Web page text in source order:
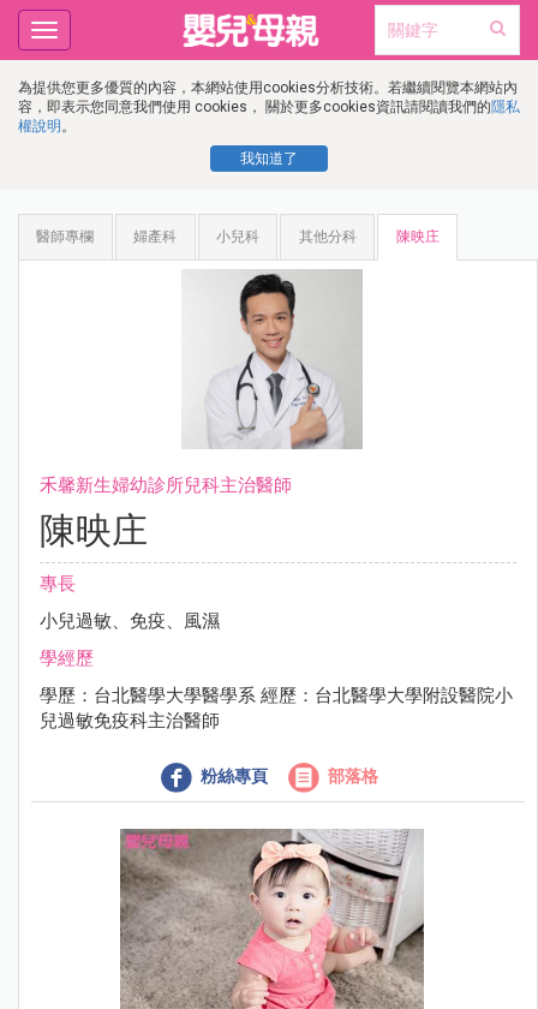
為提供您更多優質的內容，本網站使用cookies分析技術。若繼續閱覽本網站內
容，即表示您同意我們使用 cookies， 關於更多cookies資訊請閱讀我們的隱私
權說明 。
我知道了
Toggle
navigation
醫師專欄 婦產科 小兒科 其他分科 陳映庄
禾馨新生婦幼診所兒科主治醫師
陳映庄
專長
小兒過敏、免疫、風濕
學經歷
學歷：台北醫學大學醫學系 經歷：台北醫學大學附設醫院小
兒過敏免疫科主治醫師
粉絲專頁 部落格